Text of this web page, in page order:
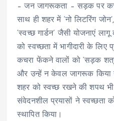
– जन जागरूकता – सड़क पर
साथ ही शहर में ‘नो लिटरिंग
‘स्वच्छ गार्डन’ जैसी योजनाएं
को स्वच्छता में भागीदारी के
कचरा फेंकने वालों को ‘सड़क
और उन्हें न केवल जागरूक किया
शहर को स्वच्छ रखने की शपथ
संवेदनशील प्रयासों ने स्वच्छता
स्थापित किया।